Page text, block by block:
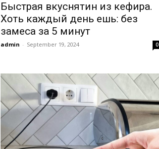
Быстрая вкуснятин из кефира.
Хоть каждый день ешь: без
замеса за 5 минут
admin - September 19, 2024 0